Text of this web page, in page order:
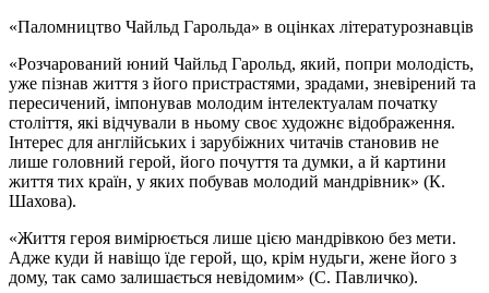
«Паломництво Чайльд Гарольда» в оцінках літературознавців
«Розчарований юний Чайльд Гарольд, який, попри молодість,
уже пізнав життя з його пристрастями, зрадами, зневірений та
пересичений, імпонував молодим інтелектуалам початку
століття, які відчували в ньому своє художнє відображення.
Інтерес для англійських і зарубіжних читачів становив не
лише головний герой, його почуття та думки, а й картини
життя тих країн, у яких побував молодий мандрівник» (К.
Шахова).
«Життя героя вимірюється лише цією мандрівкою без мети.
Адже куди й навіщо їде герой, що, крім нудьги, жене його з
дому, так само залишається невідомим» (С. Павличко).